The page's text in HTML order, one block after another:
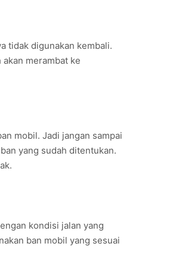
tidak digunakan kembali.
merambat ke
mobil. Jadi jangan sampai
yang sudah ditentukan.
kondisi jalan yang
ban mobil yang sesuai